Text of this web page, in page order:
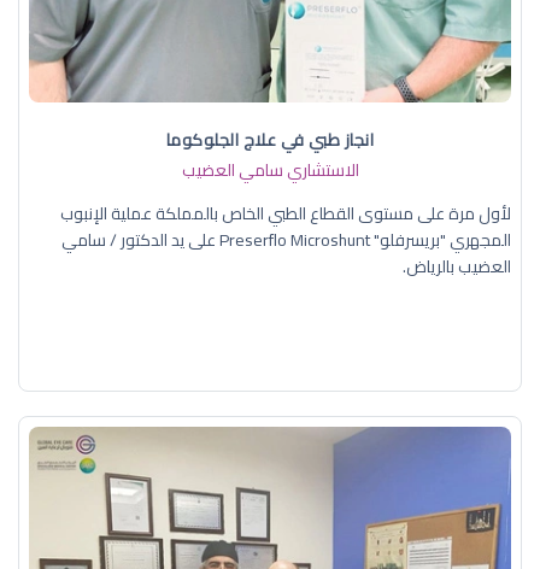
انجاز طبي في علاج الجلوكوما
الاستشاري سامي العضيب
لأول مرة على مستوى القطاع الطبي الخاص بالمملكة عملية الإنبوب
المجهري "بريسرفلو" Preserflo Microshunt على يد الدكتور / سامي
العضيب بالرياض.